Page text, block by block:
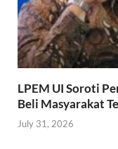
LPEM UI Soroti
Beli Masyarakat
July 31, 2026